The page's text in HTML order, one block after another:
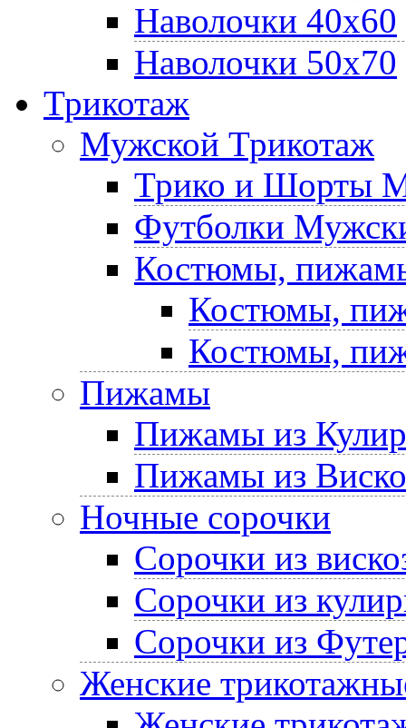
Наволочки 40х60
Наволочки 50х70
Трикотаж
Мужской Трикотаж
Трико и Шорты
Футболки
Костюмы,
Костюмы,
Костюмы,
Пижамы
Пижамы из
Пижамы из
Ночные сорочки
Сорочки из
Сорочки из
Сорочки из
Женские